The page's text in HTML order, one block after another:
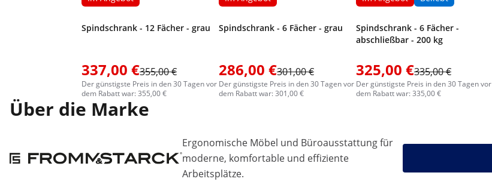
Spindschrank - 12 Fächer - grau
337,00 €355,00 €
Der günstigste Preis in den 30 Tagen vor
dem Rabatt war: 355,00 €
Spindschrank - 6 Fächer - grau
286,00 €301,00 €
Der günstigste Preis in den 30 Tagen vor
dem Rabatt war: 301,00 €
Spindschrank - 6 Fächer -
abschließbar - 200 kg
325,00 €335,00 €
Der günstigste Preis in den 30 Tagen vor
dem Rabatt war: 335,00 €
Über die Marke
Ergonomische Möbel und Büroausstattung für
moderne, komfortable und effiziente
Arbeitsplätze.